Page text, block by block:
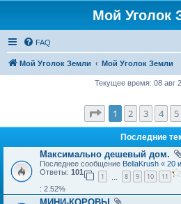
Мой Уголок
FAQ
Мой Уголок Земли Мой Уголок Земли
Текущее время: 08 авг
Страница1 из
1 2 3 4 5
Последние
Максимально дешевый дом.
Последнее сообщение BellaKrush « 20
Ответы: 101
1 8 9 10 11
: 2.52%
МИНИ-КОРОВЫ